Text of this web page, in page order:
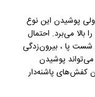
باشد ولی پوشیدن این نوع
می‌برد. احتمال
شست پا ، بیرون‌زدگی
پوشیدن
كفش‌های پاشنه‌دار